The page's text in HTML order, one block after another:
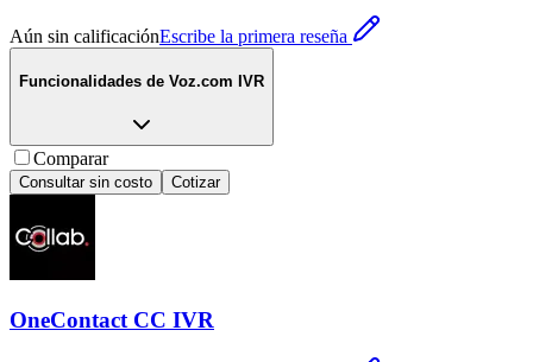
Aún sin calificaciónEscribe la primera reseña
Funcionalidades de Voz.com IVR
Comparar
Consultar sin costo Cotizar
OneContact CC IVR